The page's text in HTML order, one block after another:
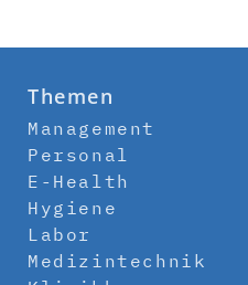
Themen
Management
Personal
E-Health
Hygiene
Labor
Medizintechnik